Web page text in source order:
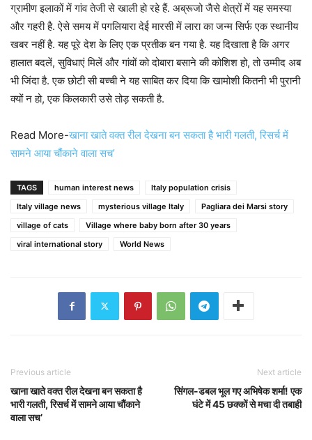
ग्रामीण इलाकों में गांव तेजी से खाली हो रहे हैं. अब्रूजो जैसे क्षेत्रों में यह समस्या
और गहरी है. ऐसे समय में पगलियारा देई मारसी में लारा का जन्म सिर्फ एक स्थानीय
खबर नहीं है. यह पूरे देश के लिए एक प्रतीक बन गया है. यह दिखाता है कि अगर
हालात बदलें, सुविधाएं मिलें और गांवों को दोबारा बसाने की कोशिश हो, तो उम्मीद अब
भी जिंदा है. एक छोटी सी बच्ची ने यह साबित कर दिया कि खामोशी कितनी भी पुरानी
क्यों न हो, एक किलकारी उसे तोड़ सकती है.
Read More-खाना खाते वक्त रील देखना बन सकता है भारी गलती, रिसर्च में
सामने आया चौंकाने वाला सच’
TAGS human interest news
Italy population crisis
Italy village news
mysterious village Italy
Pagliara dei Marsi story
village of cats
Village where baby born after 30 years
viral international story
World News
Previous article
खाना खाते वक्त रील देखना बन सकता है
भारी गलती, रिसर्च में सामने आया चौंकाने
वाला सच’
Next article
सिंगल-डबल भूल गए अभिषेक शर्मा! एक
घंटे में 45 छक्कों से मचा दी तबाही